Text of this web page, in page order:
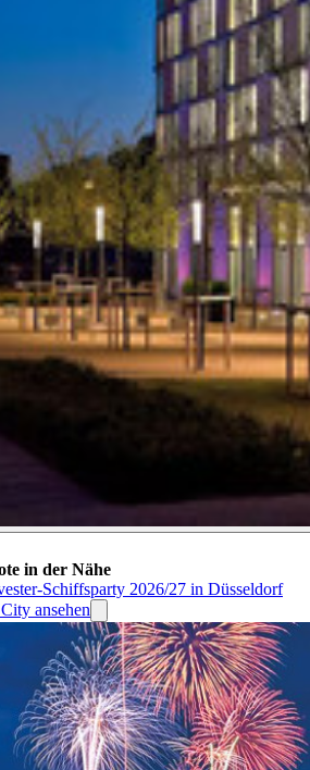
in der Nähe
Schiffsparty 2026/27 in Düsseldorf
ansehen